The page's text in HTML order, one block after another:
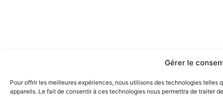
Gérer le
Pour offrir les meilleures expériences, nous utilisons des technologies
appareils. Le fait de consentir à ces technologies nous permettra de traiter